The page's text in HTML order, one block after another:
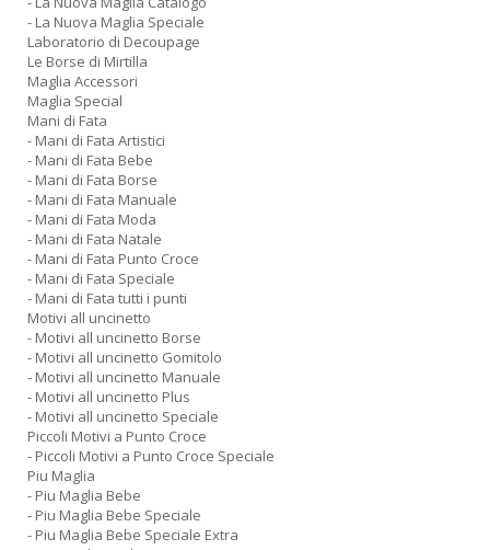
- La Nuova Maglia Speciale
Laboratorio di Decoupage
Le Borse di Mirtilla
Maglia Accessori
Maglia Special
Mani di Fata
- Mani di Fata Artistici
- Mani di Fata Bebe
- Mani di Fata Borse
- Mani di Fata Manuale
- Mani di Fata Moda
- Mani di Fata Natale
- Mani di Fata Punto Croce
- Mani di Fata Speciale
- Mani di Fata tutti i punti
Motivi all uncinetto
- Motivi all uncinetto Borse
- Motivi all uncinetto Gomitolo
- Motivi all uncinetto Manuale
- Motivi all uncinetto Plus
- Motivi all uncinetto Speciale
Piccoli Motivi a Punto Croce
- Piccoli Motivi a Punto Croce Speciale
Piu Maglia
- Piu Maglia Bebe
- Piu Maglia Bebe Speciale
- Piu Maglia Bebe Speciale Extra